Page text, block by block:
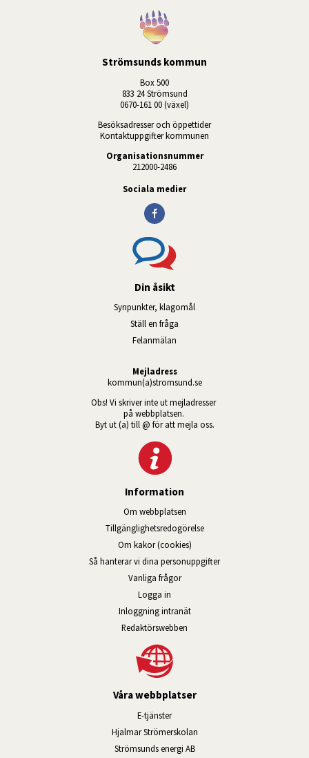
Strömsunds kommun
Box 500
833 24 Strömsund
0670-161 00 (växel)
Besöksadresser och öppettider
Kontaktuppgifter kommunen
Organisationsnummer
212000-2486
Sociala medier
Din åsikt
Synpunkter, klagomål
Ställ en fråga
Felanmälan
Mejladress
kommun(a)stromsund.se
Obs! Vi skriver inte ut mejladresser
på webbplatsen.
Byt ut (a) till @ för att mejla oss.
Information
Om webbplatsen
Tillgänglig­hets­redo­görelse
Om kakor (cookies)
Så hanterar vi dina personuppgifter
Vanliga frågor
Logga in
Inloggning intranätÖppnas i nytt fönster.
Redaktörswebben
Våra webbplatser
E-tjänsterLänk till annan webbplats, öppnas i
Hjalmar StrömerskolanLänk till annan webbplats,
Strömsunds energi ABLänk till annan webbplats,